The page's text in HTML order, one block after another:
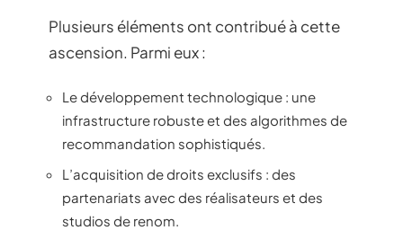
Plusieurs éléments ont contribué à cette
ascension. Parmi eux :
Le développement technologique : une
infrastructure robuste et des algorithmes de
recommandation sophistiqués.
L’acquisition de droits exclusifs : des
partenariats avec des réalisateurs et des
studios de renom.